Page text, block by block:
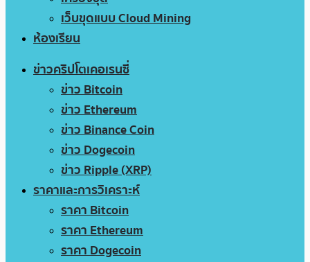
เว็บขุดแบบ Cloud Mining
ห้องเรียน
ข่าวคริปโตเคอเรนซี่
ข่าว Bitcoin
ข่าว Ethereum
ข่าว Binance Coin
ข่าว Dogecoin
ข่าว Ripple (XRP)
ราคาและการวิเคราะห์
ราคา Bitcoin
ราคา Ethereum
ราคา Dogecoin